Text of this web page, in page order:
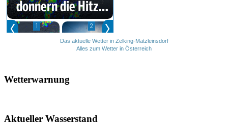
Das aktuelle Wetter in Zelking-Matzleinsdorf
Alles zum Wetter in Österreich
Wetterwarnung
Aktueller Wasserstand